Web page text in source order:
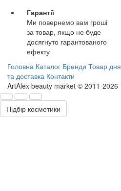
Гарантії
Ми повернемо вам гроші
за товар, якщо не буде
досягнуто гарантованого
ефекту
Головна Каталог Бренди Товар дня
та доставка Контакти
ArtAlex beauty market © 2011-2026
Підбір косметики